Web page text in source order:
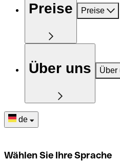
Preise Preise
Über uns Über
de
Wählen Sie Ihre Sprache